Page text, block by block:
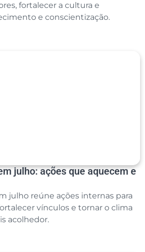
fortalecer a cultura e
e conscientização.
julho: ações que aquecem e
julho reúne ações internas para
vínculos e tornar o clima
acolhedor.